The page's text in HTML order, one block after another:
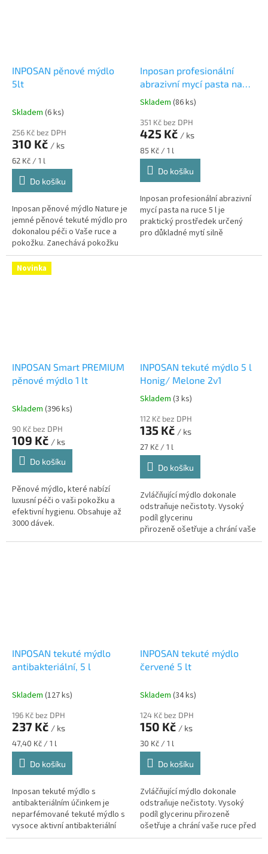
INPOSAN pěnové mýdlo
5lt
Skladem (6 ks)
256 Kč bez DPH
310 Kč / ks
Měrná
cena:
62 Kč / 1 l
Do košíku
Inposan pěnové mýdlo Nature je
jemné pěnové tekuté mýdlo pro
dokonalou péči o Vaše ruce a
pokožku. Zanechává pokožku
rukou krásně jemnou a hebkou.
Inposan profesionální
abrazivní mycí pasta na
ruce 5 lprofesionální
pasta na mytí silně
znečištěných rukou
Průměrné
produktu
je
5,0
z
hvězdiček.
Skladem (86 ks)
351 Kč bez DPH
425 Kč / ks
Měrná
cena:
85 Kč / 1 l
Do košíku
Inposan profesionální abrazivní
mycí pasta na ruce 5 l je
praktický prostředek určený
pro důkladné mytí silně
prostředí. Díky abrazivnímu...
Novinka
INPOSAN Smart PREMIUM
pěnové mýdlo 1 lt
Skladem (396 ks)
90 Kč bez DPH
109 Kč / ks
Do košíku
Pěnové mýdlo, které nabízí
luxusní péči o vaši pokožku a
efektivní hygienu. Obsahuje až
3000 dávek.
INPOSAN tekuté mýdlo 5 l
Honig/ Melone 2v1
Průměrné
produktu
je
5,0
z
hvězdiček.
Skladem (3 ks)
112 Kč bez DPH
135 Kč / ks
Měrná
cena:
27 Kč / 1 l
Do košíku
Zvláčňující mýdlo dokonale
odstraňuje nečistoty. Vysoký
podíl glycerinu
přirozeně ošetřuje a chrání vaše
ruce před vysoušením. Mýdlo je
INPOSAN tekuté mýdlo
antibakteriální, 5 l
Skladem (127 ks)
196 Kč bez DPH
237 Kč / ks
Měrná
cena:
47,40 Kč / 1 l
Do košíku
Inposan tekuté mýdlo s
antibakteriálním účinkem je
neparfémované tekuté mýdlo s
vysoce aktivní antibakteriální
přísadou. Je vhodné pro mytí
INPOSAN tekuté mýdlo
červené 5 lt
Skladem (34 ks)
124 Kč bez DPH
150 Kč / ks
Měrná
cena:
30 Kč / 1 l
Do košíku
Zvláčňující mýdlo dokonale
odstraňuje nečistoty. Vysoký
podíl glycerinu přirozeně
ošetřuje a chrání vaše ruce před
vysoušením. Mýdlo je možné